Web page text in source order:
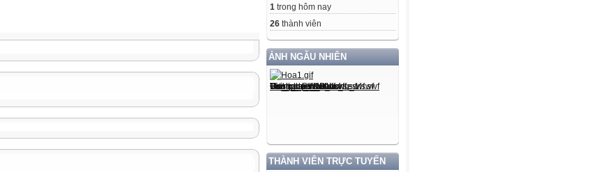
1 trong hôm nay
26 thành viên
ẢNH NGẪU NHIÊN
THÀNH VIÊN TRỰC TUYẾN